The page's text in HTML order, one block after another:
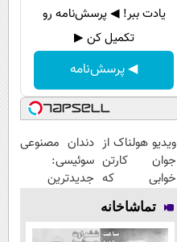
یادت ببر! ◀ پرسش‌نامه رو
تکمیل کن ▶
◀ پرسش‌نامه
ویدیو هولناک از
جوان کارتن
خوابی که
میلیاردر شد.
آموزش رایگان
دندان مصنوعی
سوئیسی:
جدیدترین
پرداخت قسطی
تماشاخانه